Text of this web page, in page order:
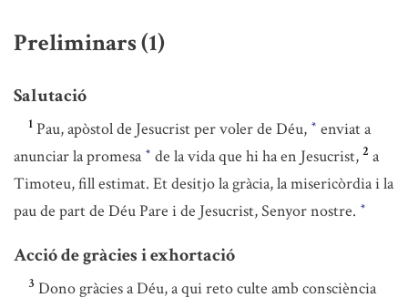
Preliminars (1)
Salutació
1 Pau, apòstol de Jesucrist per voler de Déu, * enviat a
anunciar la promesa * de la vida que hi ha en Jesucrist, 2 a
Timoteu, fill estimat. Et desitjo la gràcia, la misericòrdia i la
pau de part de Déu Pare i de Jesucrist, Senyor nostre. *
Acció de gràcies i exhortació
3 Dono gràcies a Déu, a qui reto culte amb consciència